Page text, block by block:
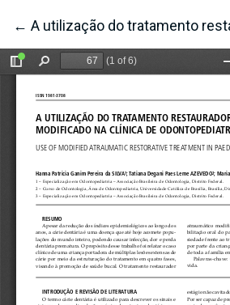
←Voltar aos Detalhes do Artigo
A utilização do tratamento